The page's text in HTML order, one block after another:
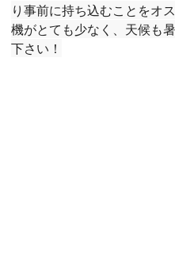
り事前に持ち込むことをオ
機がとても少なく、天候も
下さい！